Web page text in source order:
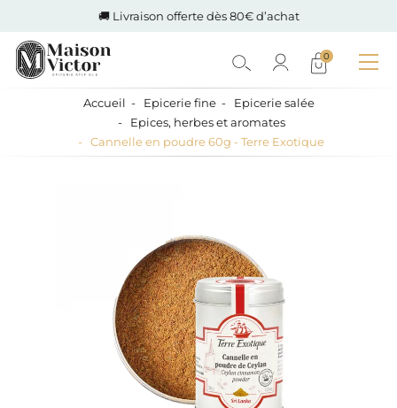
🚚 Livraison offerte dès 80€ d’achat
0
Accueil Epicerie fine
Epicerie salée
Epices, herbes et aromates
Cannelle en poudre 60g - Terre Exotique